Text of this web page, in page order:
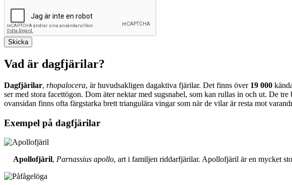
Vad är dagfjärilar?
Dagfjärilar, rhopalocera, är huvudsakligen dagaktiva fjärilar. Det finns över 19 000
ser med stora facettögon. Dom äter nektar med sugsnabel, som kan rullas in och ut. De
ovansidan finns ofta färgstarka brett triangulära vingar som när de vilar är resta mot
Exempel på dagfjärilar
Apollofjäril, Parnassius apollo, art i familjen riddarfjärilar. Apollofjäril är en mycket